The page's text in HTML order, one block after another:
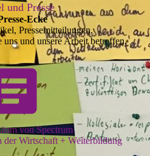
und Presse
Ecke
Pressemitteilungen,
uns und unsere Arbeit betreffen.
von Spectrum
Wirtschaft + Weiterbildung